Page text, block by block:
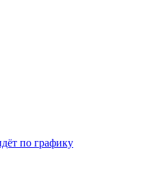
по графику